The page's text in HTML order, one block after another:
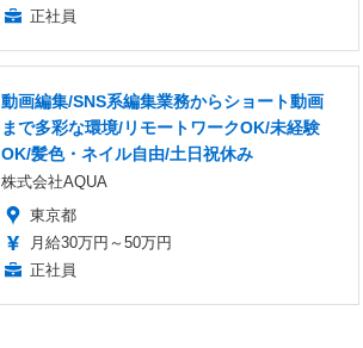
正社員
動画編集/SNS系編集業務からショート動画
まで多彩な環境/リモートワークOK/未経験
OK/髪色・ネイル自由/土日祝休み
株式会社AQUA
東京都
月給30万円～50万円
正社員